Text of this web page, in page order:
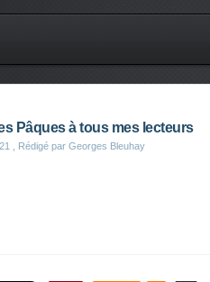
Pâques à tous mes lecteurs
, Rédigé par Georges Bleuhay